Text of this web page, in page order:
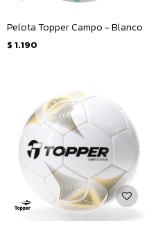
Pelota Topper Campo - Blanco
$ 1.190